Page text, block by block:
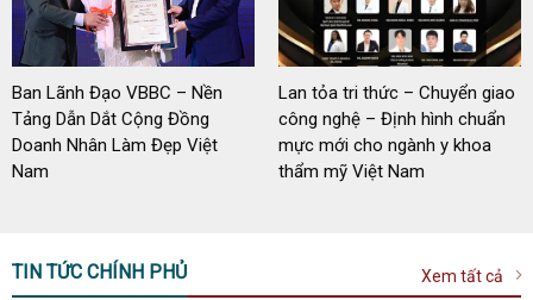
Ban Lãnh Đạo VBBC – Nền
Tảng Dẫn Dắt Cộng Đồng
Doanh Nhân Làm Đẹp Việt
Nam
Lan tỏa tri thức – Chuyển giao
công nghệ – Định hình chuẩn
mực mới cho ngành y khoa
thẩm mỹ Việt Nam
TIN TỨC CHÍNH PHỦ Xem tất cả